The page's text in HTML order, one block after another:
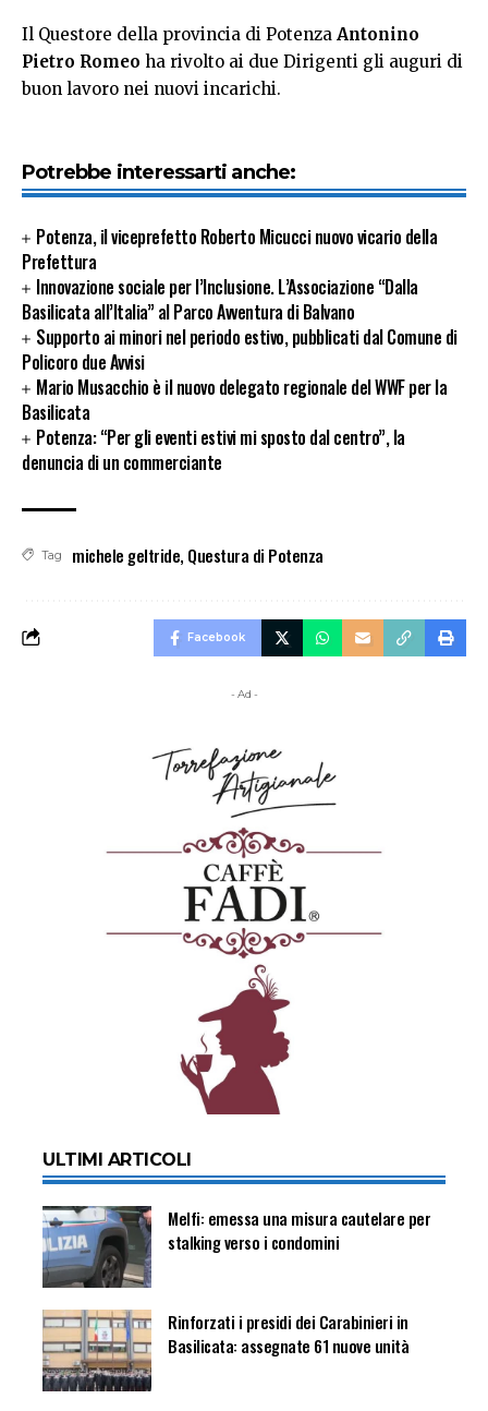
Il Questore della provincia di Potenza Antonino
Pietro Romeo ha rivolto ai due Dirigenti gli auguri di
buon lavoro nei nuovi incarichi.
Potrebbe interessarti anche:
Potenza, il viceprefetto Roberto Micucci nuovo vicario della
Prefettura
Innovazione sociale per l’Inclusione. L’Associazione “Dalla
Basilicata all’Italia” al Parco Avventura di Balvano
Supporto ai minori nel periodo estivo, pubblicati dal Comune di
Policoro due Avvisi
Mario Musacchio è il nuovo delegato regionale del WWF per la
Basilicata
Potenza: “Per gli eventi estivi mi sposto dal centro”, la
denuncia di un commerciante
Tag michele geltride, Questura di Potenza
Facebook
- Ad -
ULTIMI ARTICOLI
Melfi: emessa una misura cautelare per
stalking verso i condomini
Rinforzati i presidi dei Carabinieri in
Basilicata: assegnate 61 nuove unità